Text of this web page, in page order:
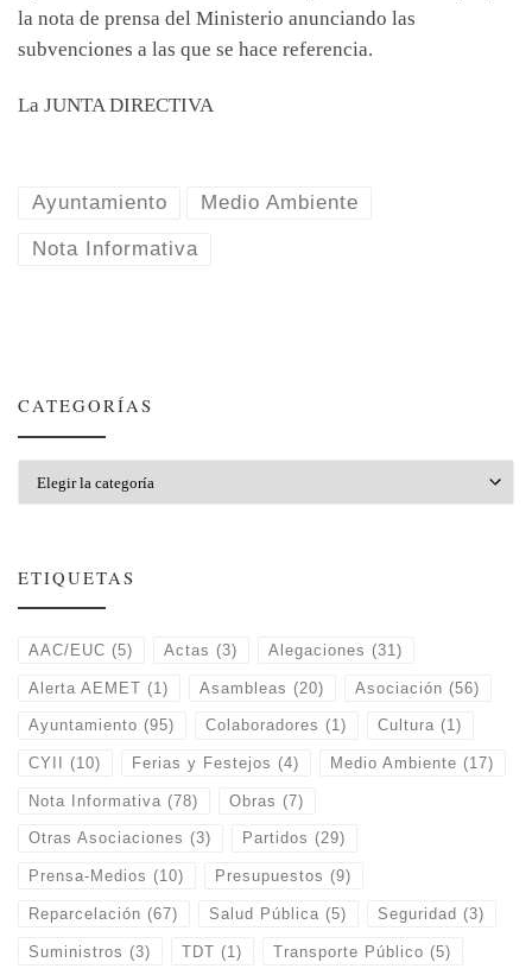
la nota de prensa del Ministerio anunciando las
subvenciones a las que se hace referencia.
La JUNTA DIRECTIVA
Ayuntamiento Medio Ambiente
Nota Informativa
CATEGORÍAS
ETIQUETAS
AAC/EUC (5) Actas (3) Alegaciones (31)
Alerta AEMET (1) Asambleas (20) Asociación (56)
Ayuntamiento (95) Colaboradores (1) Cultura (1)
CYII (10) Ferias y Festejos (4) Medio Ambiente (17)
Nota Informativa (78) Obras (7)
Otras Asociaciones (3) Partidos (29)
Prensa-Medios (10) Presupuestos (9)
Reparcelación (67) Salud Pública (5) Seguridad (3)
Suministros (3) TDT (1) Transporte Público (5)